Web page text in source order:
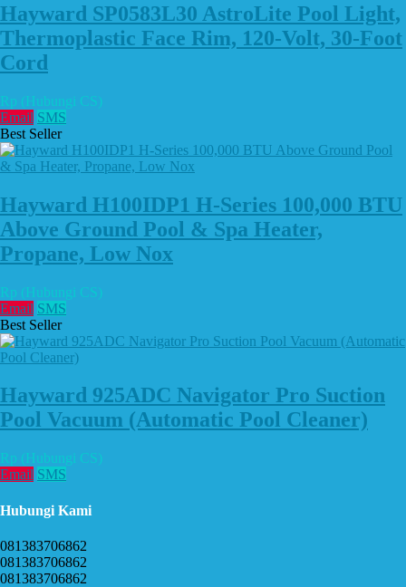
Hayward SP0583L30 AstroLite Pool Light,
Thermoplastic Face Rim, 120-Volt, 30-Foot
Cord
Rp (Hubungi CS)
Email SMS
Best Seller
Hayward H100IDP1 H-Series 100,000 BTU
Above Ground Pool & Spa Heater,
Propane, Low Nox
Rp (Hubungi CS)
Email SMS
Best Seller
Hayward 925ADC Navigator Pro Suction
Pool Vacuum (Automatic Pool Cleaner)
Rp (Hubungi CS)
Email SMS
Hubungi Kami
081383706862
081383706862
081383706862